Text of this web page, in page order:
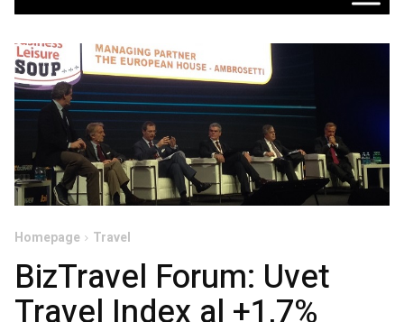
Homepage Travel
BizTravel Forum: Uvet
Travel Index al +1,7%